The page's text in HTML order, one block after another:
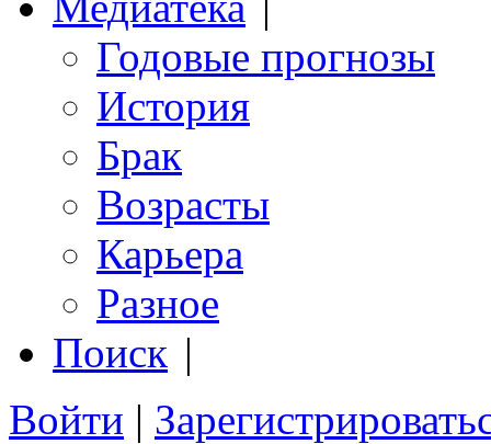
Годовые прогнозы
История
Брак
Возрасты
Карьера
Разное
Поиск |
Войти |